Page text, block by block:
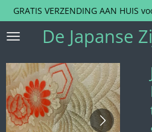
Ga
direct
naar
hoofdinhoud
De Japanse
GRATIS VERZENDING AAN HUIS